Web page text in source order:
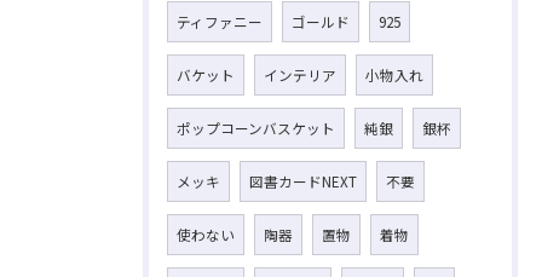
ティファニー ゴールド 925
バケット インテリア 小物入れ
ポップコーンバスケット 純銀 銀杯
メッキ 図書カードNEXT 不要
使わない 陶器 置物 着物